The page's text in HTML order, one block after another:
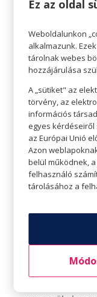
Óvjuk a
Ha strandra
strandkendőre
Ez az oldal
Weboldalunkon
alkalmazunk.
tárolnak webes
hozzájárulása
A „sütiket" az
törvény, az
információs
egyes kérdéseiről
az Európai Unió
Azon
belül működnek,
felhasználó
tárolásához a